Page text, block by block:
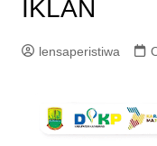
IKLAN
lensaperistiwa